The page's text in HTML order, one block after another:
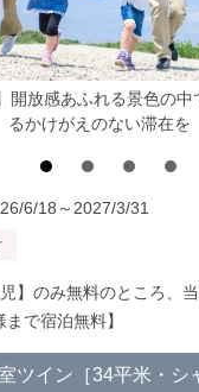
開放感あふれる景色の中
るかけがえのない滞在を
6/18～2027/3/31
】のみ無料のところ、
で宿泊無料】
ツイン［34平米・シ